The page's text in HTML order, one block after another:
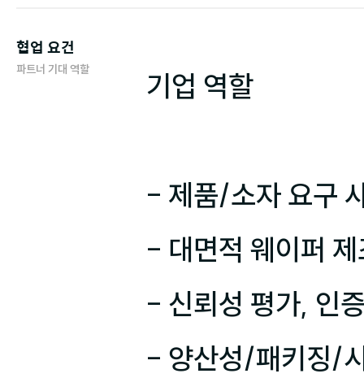
협업 요건
파트너 기대 역할 기업 역할
- 제품/소자 요구
- 대면적 웨이퍼
- 신뢰성 평가, 인
- 양산성/패키징/